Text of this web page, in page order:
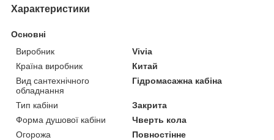
Характеристики
Основні
Виробник
Vivia
Країна виробник
Китай
Вид сантехнічного
обладнання
Гідромасажна кабіна
Тип кабіни
Закрита
Форма душової кабіни
Чверть кола
Огорожа
Повностінне